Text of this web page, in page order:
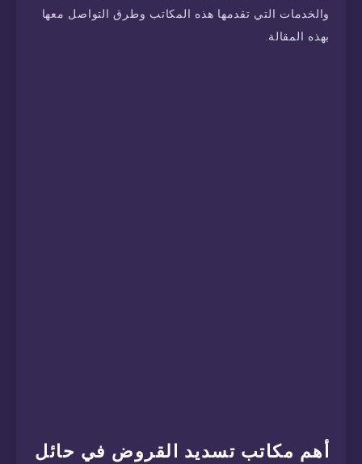
والخدمات التي تقدمها هذه المكاتب وطرق التواصل معها
بهذه المقالة.
أهم مكاتب تسديد القروض في حائل